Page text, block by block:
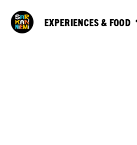
EXPERIENCES & FOOD